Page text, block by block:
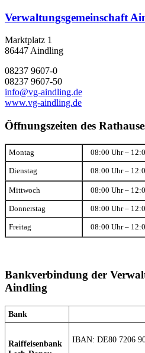
Verwaltungsgemeinschaft
Marktplatz 1
86447 Aindling
08237 9607-0
08237 9607-50
info@vg-aindling.de
www.vg-aindling.de
Öffnungszeiten des
Montag 08:00 Uhr –
Dienstag 08:00 Uhr –
Mittwoch 08:00 Uhr –
Donnerstag 08:00 Uhr –
Freitag 08:00 Uhr –
Bankverbindung der
Aindling
Bank
Raiffeisenbank
IBAN: DE80 7206